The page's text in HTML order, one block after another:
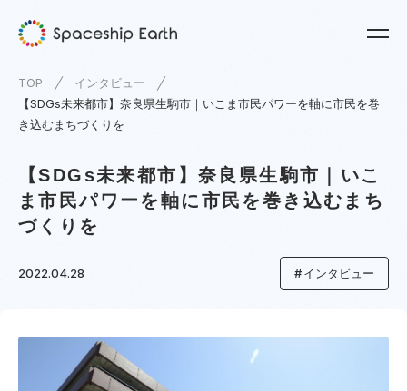
TOP
インタビュー
【SDGs未来都市】奈良県生駒市｜いこま市民パワーを軸に市民を巻
き込むまちづくりを
【SDGs未来都市】奈良県生駒市｜いこ
ま市民パワーを軸に市民を巻き込むまち
づくりを
2022.04.28 インタビュー